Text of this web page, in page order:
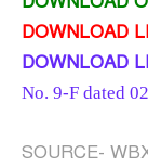
DOWNLOAD
DOWNLOAD
No. 9-F dated
SOURCE-